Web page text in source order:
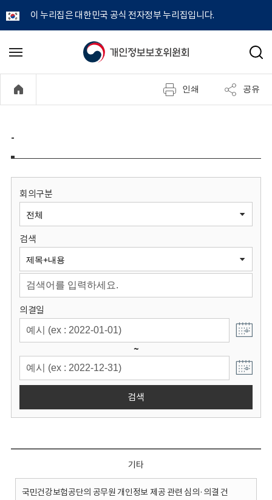
이 누리집은 대한민국 공식 전자정부 누리집입니다.
개
정
보
원
회
메
기
검
인쇄 공유
-
회의구분
검색
의결일
~
검색
기타
국민건강보험공단의 공무원 개인정보 제공 관련 심의·의결 건